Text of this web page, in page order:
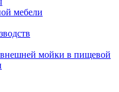
мебели
внешней мойки в пищевой